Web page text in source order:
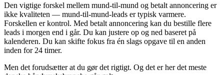
Den vigtige forskel mellem mund-til-mund og betalt annoncering er
ikke kvaliteten — mund-til-mund-leads er typisk varmere.
Forskellen er kontrol. Med betalt annoncering kan du bestille flere
leads i morgen end i går. Du kan justere op og ned baseret på
kalenderen. Du kan skifte fokus fra én slags opgave til en anden
inden for 24 timer.
Men det forudsætter at du gør det rigtigt. Og det er her det meste